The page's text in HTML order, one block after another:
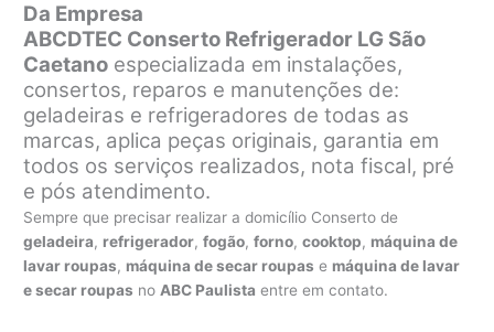
Da Empresa
ABCDTEC Conserto Refrigerador LG São
Caetano especializada em instalações,
consertos, reparos e manutenções de:
geladeiras e refrigeradores de todas as
marcas, aplica peças originais, garantia em
todos os serviços realizados, nota fiscal, pré
e pós atendimento.
Sempre que precisar realizar a domicílio Conserto de
geladeira, refrigerador,fogão,forno,cooktop, máquina de
lavar roupas, máquina de secar roupas e máquina de lavar
e secar roupas noABC Paulista entre em contato.